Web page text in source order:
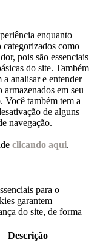
enquanto
categorizados como
pois são essenciais
do site. Também
analisar e entender
armazenados em seu
Você também tem a
de alguns
navegação.
clicando aqui.
para o
garantem
do site, de forma
Descrição